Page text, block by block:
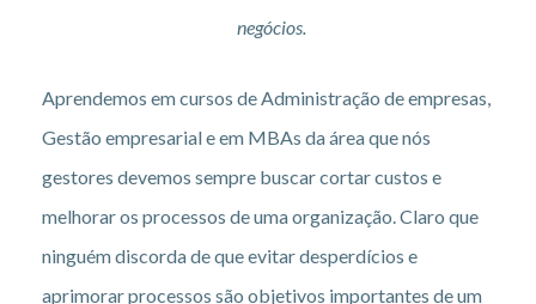
negócios.
Aprendemos em cursos de Administração de empresas,
Gestão empresarial e em MBAs da área que nós
gestores devemos sempre buscar cortar custos e
melhorar os processos de uma organização. Claro que
ninguém discorda de que evitar desperdícios e
aprimorar processos são objetivos importantes de um